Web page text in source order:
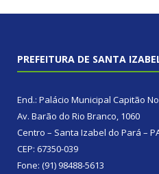
PREFEITURA DE SANTA
End.: Palácio Municipal Capitão
Av. Barão do Rio Branco, 1060
Centro – Santa Izabel do Pará –
CEP: 67350-039
Fone: (91) 98488-5613